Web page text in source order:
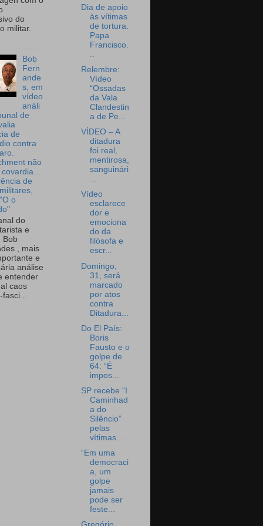
do
militar.
Bob
Fern
ande
s, em
vídeo
análi
de
de
contra
não
de
o
do
e
Bob
, mais
e
análise
entender
caos
Dia de apoio
às vítimas
de tortura.
Papa
Francisco.
..
Relembre:
Vídeo
“Ossadas
da Vala
Clandestin
a de Pe...
VÍDEO – A
ditadura
foi real,
mentirosa,
sanguinári
...
Vídeo
esclarece
dor e
emociona
do da
filósofa e
escr...
Domingo,
31, será
marcado
por atos
contra
Ditadura...
Do El País:
Boris
Fausto e o
golpe de
64: “É
impos...
SP recebe “I
Caminhad
a do
Silêncio”
pelas
vítimas ...
“Em uma
democraci
a, um
golpe
jamais
pode ser
feste...